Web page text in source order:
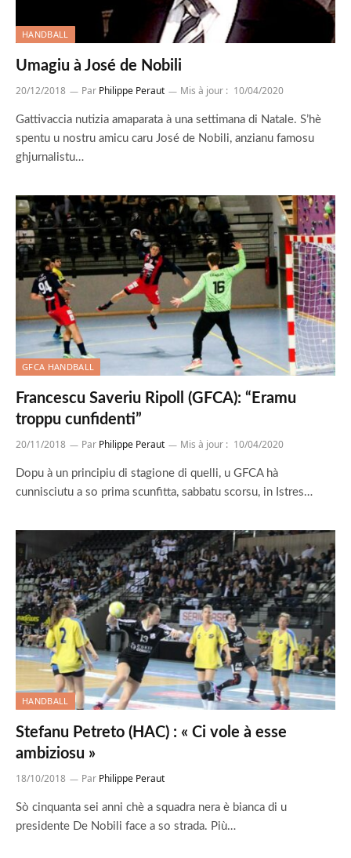
HANDBALL
Umagiu à José de Nobili
20/12/2018 Par Philippe Peraut Mis à jour : 10/04/2020
Gattivaccia nutizia amaparata à una settimana di Natale. S’hè
spentu u nostru amicu caru José de Nobili, anzianu famosu
ghjurnalistu…
GFCA HANDBALL
Francescu Saveriu Ripoll (GFCA): “Eramu
troppu cunfidenti”
20/11/2018 Par Philippe Peraut Mis à jour : 10/04/2020
Dopu à un principiu di stagione di quelli, u GFCA hà
cunnisciutu a so prima scunfitta, sabbatu scorsu, in Istres…
HANDBALL
Stefanu Petreto (HAC) : « Ci vole à esse
ambiziosu »
18/10/2018 Par Philippe Peraut
Sò cinquanta sei anni chè a squadra nera è bianca di u
presidente De Nobili face a so strada. Più…